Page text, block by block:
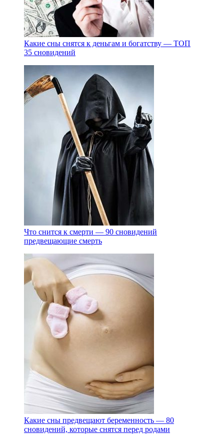
Какие сны снятся к деньгам и богатству — ТОП
35 сновидений
Что снится к смерти — 90 сновидений
предвещающие смерть
Какие сны предвещают беременность — 80
сновидений, которые снятся перед родами